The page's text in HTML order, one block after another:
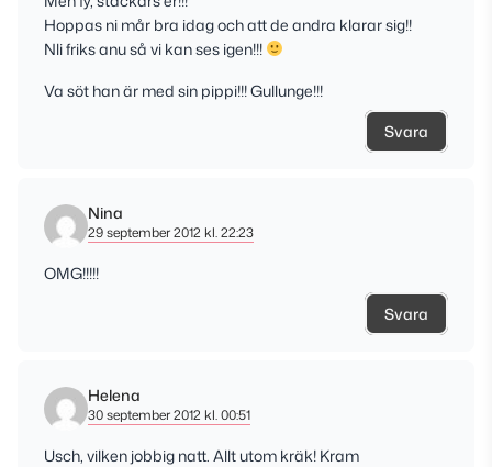
Hoppas ni mår bra idag och att de andra klarar sig!!
Nli friks anu så vi kan ses igen!!!
Va söt han är med sin pippi!!! Gullunge!!!
Svara
Nina
29 september 2012 kl. 22:23
OMG!!!!!
Svara
Helena
30 september 2012 kl. 00:51
Usch, vilken jobbig natt. Allt utom kräk! Kram